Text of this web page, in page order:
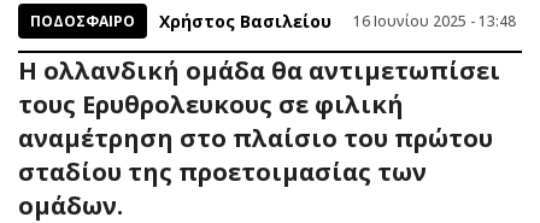
ΠΟΔΟΣΦΑΙΡΟ Χρήστος Βασιλείου 16 Ιουνίου 2025 - 13:48
Η ολλανδική ομάδα θα αντιμετωπίσει
τους Ερυθρολευκους σε φιλική
αναμέτρηση στο πλαίσιο του πρώτου
σταδίου της προετοιμασίας των
ομάδων.